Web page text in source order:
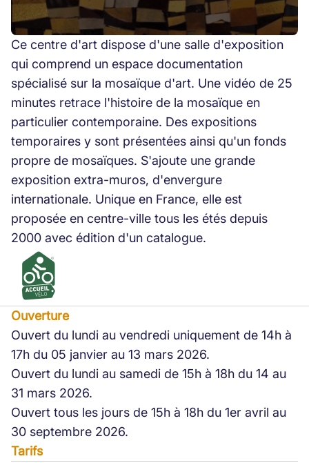
Ce centre d'art dispose d'une salle d'exposition
qui comprend un espace documentation
spécialisé sur la mosaïque d'art. Une vidéo de 25
minutes retrace l'histoire de la mosaïque en
particulier contemporaine. Des expositions
temporaires y sont présentées ainsi qu'un fonds
propre de mosaïques. S'ajoute une grande
exposition extra-muros, d'envergure
internationale. Unique en France, elle est
proposée en centre-ville tous les étés depuis
2000 avec édition d'un catalogue.
Ouverture
Ouvert du lundi au vendredi uniquement de 14h à
17h du 05 janvier au 13 mars 2026.
Ouvert du lundi au samedi de 15h à 18h du 14 au
31 mars 2026.
Ouvert tous les jours de 15h à 18h du 1er avril au
30 septembre 2026.
Tarifs